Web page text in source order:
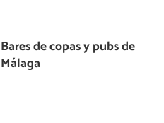
Bares de copas y pubs de
Málaga